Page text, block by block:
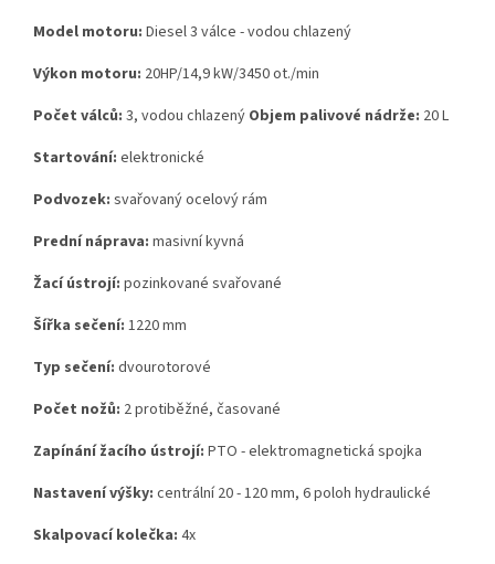
Model motoru: Diesel 3 válce - vodou chlazený
Výkon motoru: 20HP/14,9 kW/3450 ot./min
Počet válců: 3, vodou chlazený Objem palivové nádrže: 20 L
Startování: elektronické
Podvozek: svařovaný ocelový rám
Prední náprava: masivní kyvná
Žací ústrojí: pozinkované svařované
Šířka sečení: 1220 mm
Typ sečení: dvourotorové
Počet nožů: 2 protiběžné, časované
Zapínání žacího ústrojí: PTO - elektromagnetická spojka
Nastavení výšky: centrální 20 - 120 mm, 6 poloh hydraulické
Skalpovací kolečka: 4x